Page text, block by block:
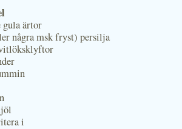
gula ärtor
några msk fryst) persilja
i